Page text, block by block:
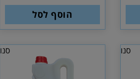
הוסף לסל
סנו סנו